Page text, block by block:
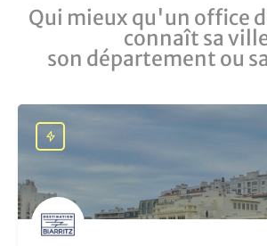
Qui mieux qu'un office
connaît sa
son département ou